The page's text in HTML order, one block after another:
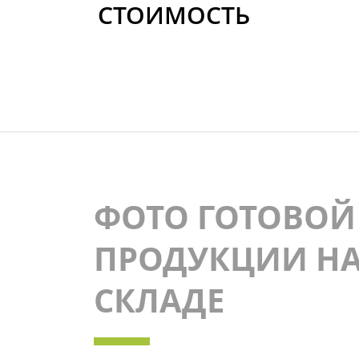
СТОИМОСТЬ
ФОТО ГОТОВОЙ
ПРОДУКЦИИ
СКЛАДЕ